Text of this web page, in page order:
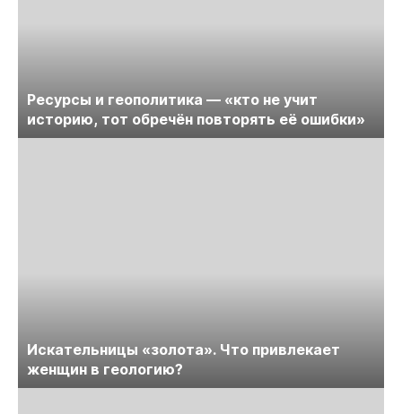
Ресурсы и геополитика — «кто не учит
историю, тот обречён повторять её ошибки»
Искательницы «золота». Что привлекает
женщин в геологию?